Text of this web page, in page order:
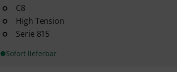
C8
High Tension
Serie 815
Sofort lieferbar